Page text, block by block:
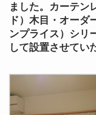
ました。カーテン
ド）木目・オーダ
ンプライス）シリ
して設置させてい